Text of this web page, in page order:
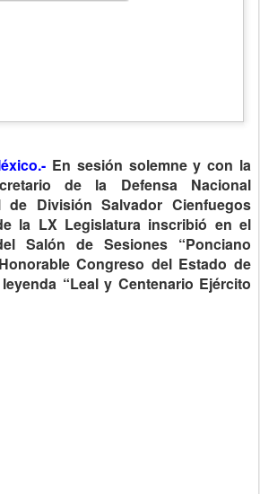
En sesión solemne y con la
de la Defensa Nacional
de División Salvador Cienfuegos
la LX Legislatura inscribió en el
Salón de Sesiones “Ponciano
Congreso del Estado de
“Leal y Centenario Ejército